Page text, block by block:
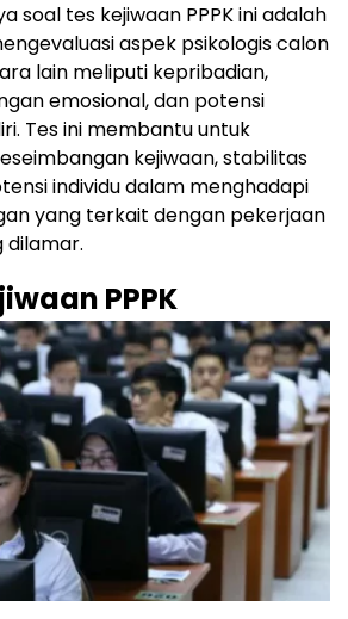
soal tes kejiwaan PPPK ini adalah
aspek psikologis calon
lain meliputi kepribadian,
emosional, dan potensi
Tes ini membantu untuk
kejiwaan, stabilitas
individu dalam menghadapi
yang terkait dengan pekerjaan
dilamar.
PPPK